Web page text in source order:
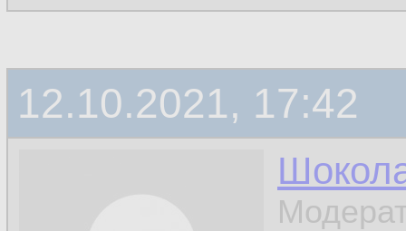
12.10.2021, 17:42